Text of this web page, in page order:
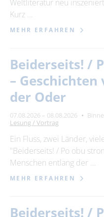
Weltliteratur neu
Kurz …
MEHR ERFAHREN
Beiderseits! /
– Geschichten
der Oder
07.08.2026 – 08.08.2026
Lesung / Vortrag
Ein Fluss, zwei Länder,
"Beiderseits! / Po obu
Menschen entlang der …
MEHR ERFAHREN
Beiderseits! /